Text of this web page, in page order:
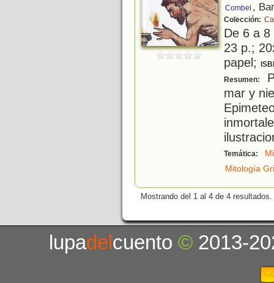
Combel ,
Colección:
De 6 a
23 p.;
papel;
Resumen:
mar y
Temática:
Mitología
Mostrando del 1 al 4 de 4 resultados.
lupadelcuento© 2013-